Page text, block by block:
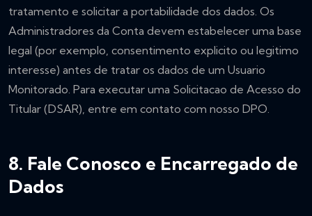
tratamento e solicitar a portabilidade dos dados. Os
Administradores da Conta devem estabelecer uma base
legal (por exemplo, consentimento explicito ou legitimo
interesse) antes de tratar os dados de um Usuario
Monitorado. Para executar uma Solicitacao de Acesso do
Titular (DSAR), entre em contato com nosso DPO.
8. Fale Conosco e Encarregado de
Dados